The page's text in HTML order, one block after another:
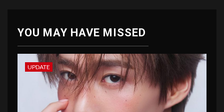
YOU MAY HAVE MISSED
UPDATE